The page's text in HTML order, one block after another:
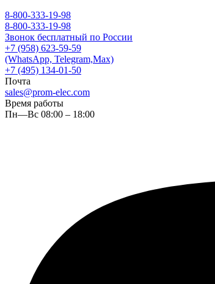
8-800-333-19-98
8-800-333-19-98
Звонок бесплатный по России
+7 (958) 623-59-59
(WhatsApp, Telegram,Max)
+7 (495) 134-01-50
Почта
sales@prom-elec.com
Время работы
Пн—Вс 08:00 – 18:00